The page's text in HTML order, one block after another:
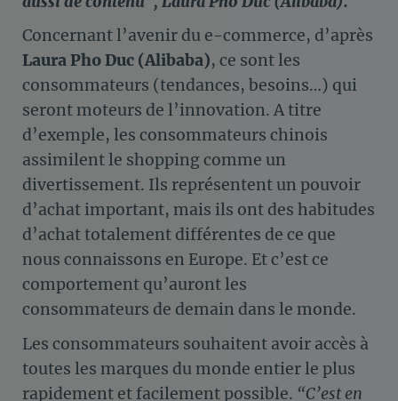
Concernant l’avenir du e-commerce, d’après
Laura Pho Duc (Alibaba), ce sont les
consommateurs (tendances, besoins…) qui
seront moteurs de l’innovation. A titre
d’exemple, les consommateurs chinois
assimilent le shopping comme un
divertissement. Ils représentent un pouvoir
d’achat important, mais ils ont des habitudes
d’achat totalement différentes de ce que
nous connaissons en Europe. Et c’est ce
comportement qu’auront les
consommateurs de demain dans le monde.
Les consommateurs souhaitent avoir accès à
toutes les marques du monde entier le plus
rapidement et facilement possible. “C’est en